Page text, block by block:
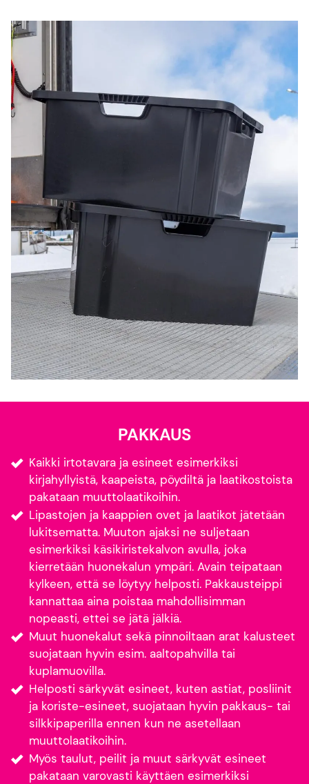
PAKKAUS
Kaikki irtotavara ja esineet esimerkiksi
kirjahyllyistä, kaapeista, pöydiltä ja laatikostoista
pakataan muuttolaatikoihin.
Lipastojen ja kaappien ovet ja laatikot jätetään
lukitsematta. Muuton ajaksi ne suljetaan
esimerkiksi käsikiristekalvon avulla, joka
kierretään huonekalun ympäri. Avain teipataan
kylkeen, että se löytyy helposti. Pakkausteippi
kannattaa aina poistaa mahdollisimman
nopeasti, ettei se jätä jälkiä.
Muut huonekalut sekä pinnoiltaan arat kalusteet
suojataan hyvin esim. aaltopahvilla tai
kuplamuovilla.
Helposti särkyvät esineet, kuten astiat, posliinit
ja koriste-esineet, suojataan hyvin pakkaus- tai
silkkipaperilla ennen kun ne asetellaan
muuttolaatikoihin.
Myös taulut, peilit ja muut särkyvät esineet
pakataan varovasti käyttäen esimerkiksi